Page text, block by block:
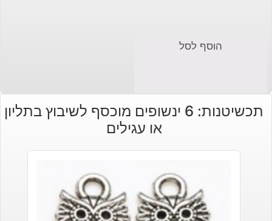
הוסף לסל
תכשיטנות: 6 ינשופים מוכסף לשיבוץ בתליון
או עגילים